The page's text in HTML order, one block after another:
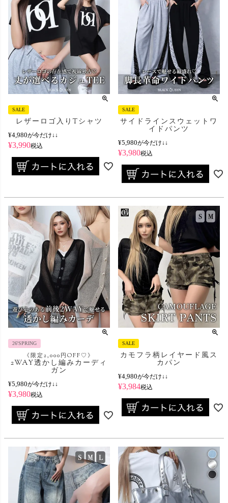
SALE
レザーロゴ入りTシャツ
¥4,980が今だけ↓↓
¥3,990税込
SALE
サイドラインスウェットワ
イドパンツ
¥5,980が今だけ↓↓
¥3,980税込
26'SPRING
《限定2,000円OFF♡》
2WAY透かし編みカーディ
ガン
¥5,980が今だけ↓↓
¥3,980税込
SALE
カモフラ柄レイヤード風ス
カパン
¥4,980が今だけ↓↓
¥3,984税込